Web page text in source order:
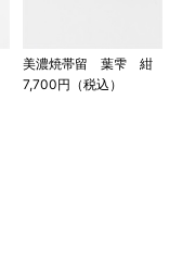
美濃焼帯留 葉雫 紺
7,700円（税込）